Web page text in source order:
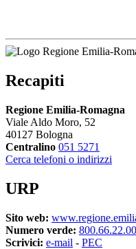
Recapiti
Regione Emilia-Romagna
Viale Aldo Moro, 52
40127 Bologna
Centralino 051 5271
Cerca telefoni o indirizzi
URP
Sito web:
Numero verde: 800.66.22.00
Scrivici: e-mail - PEC